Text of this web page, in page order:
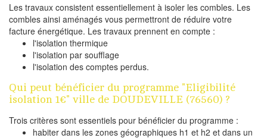
Les travaux consistent essentiellement à isoler les combles. Les
combles ainsi aménagés vous permettront de réduire votre
facture énergétique. Les travaux prennent en compte :
l'isolation thermique
l'isolation par soufflage
l'isolation des comptes perdus.
Qui peut bénéficier du programme "Eligibilité
isolation 1€" ville de DOUDEVILLE (76560) ?
Trois critères sont essentiels pour bénéficier du programme :
habiter dans les zones géographiques h1 et h2 et dans un